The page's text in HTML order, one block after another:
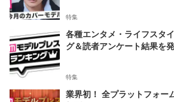
特集
各種エンタメ・ライフスタ
グ＆読者アンケート結果を
特集
業界初！ 全プラットフォー